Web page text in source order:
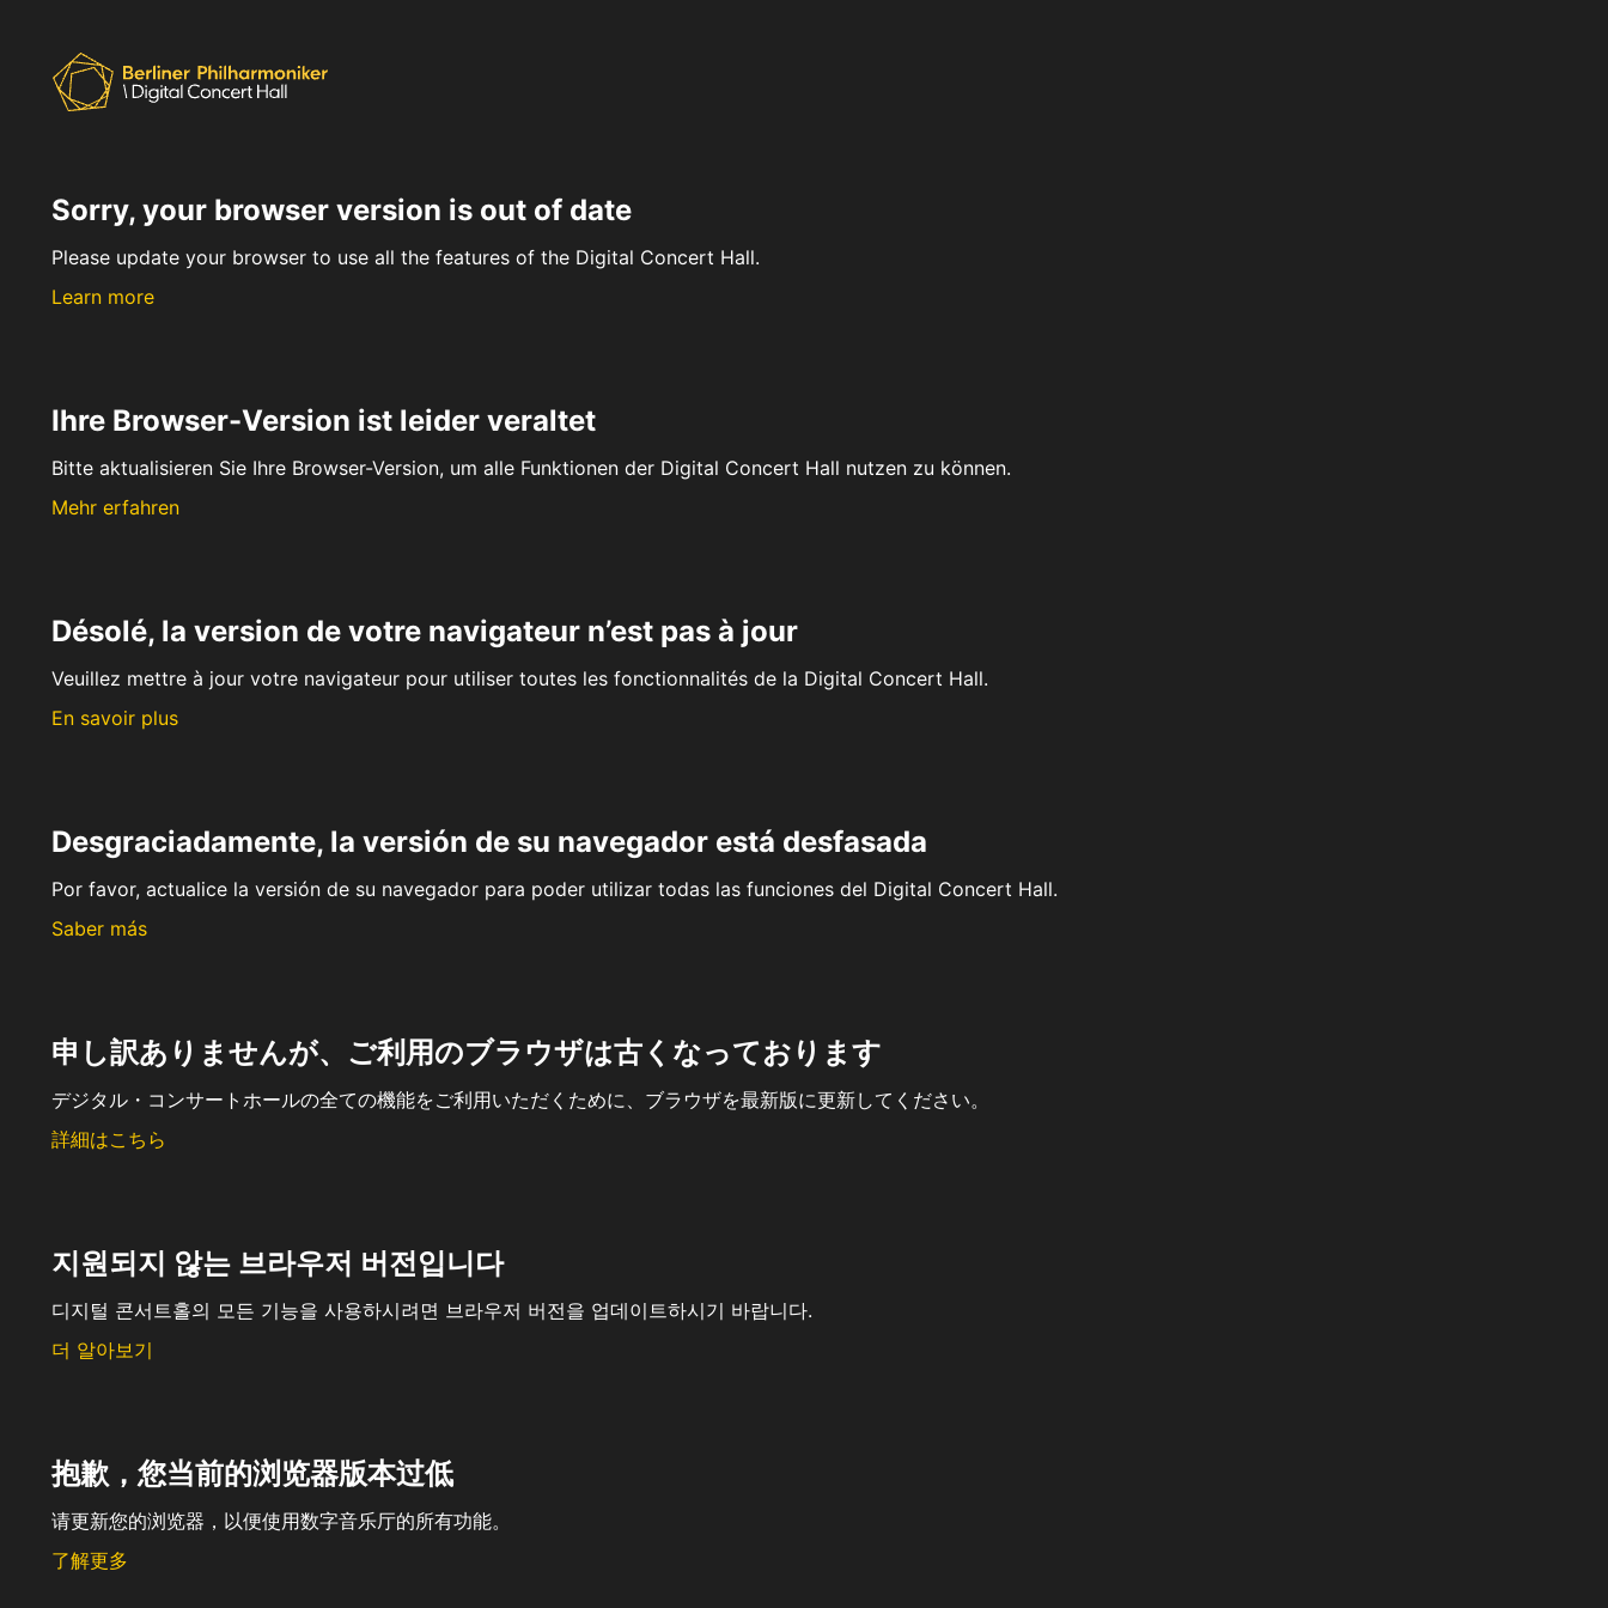
Sorry, your browser version is out of date
Please update your browser to use all the features of the Digital Concert Hall.
Learn more
Ihre Browser-Version ist leider veraltet
Bitte aktualisieren Sie Ihre Browser-Version, um alle Funktionen der Digital Concert Hall nutzen zu können.
Mehr erfahren
Désolé, la version de votre navigateur n’est pas à jour
Veuillez mettre à jour votre navigateur pour utiliser toutes les fonctionnalités de la Digital Concert Hall.
En savoir plus
Desgraciadamente, la versión de su navegador está desfasada
Por favor, actualice la versión de su navegador para poder utilizar todas las funciones del Digital Concert Hall.
Saber más
申し訳ありませんが、ご利用のブラウザは古くなっております
デジタル・コンサートホールの全ての機能をご利用いただくために、ブラウザを最新版に更新してください。
詳細はこちら
지원되지 않는 브라우저 버전입니다
디지털 콘서트홀의 모든 기능을 사용하시려면 브라우저 버전을 업데이트하시기 바랍니다.
더 알아보기
抱歉，您当前的浏览器版本过低
请更新您的浏览器，以便使用数字音乐厅的所有功能。
了解更多